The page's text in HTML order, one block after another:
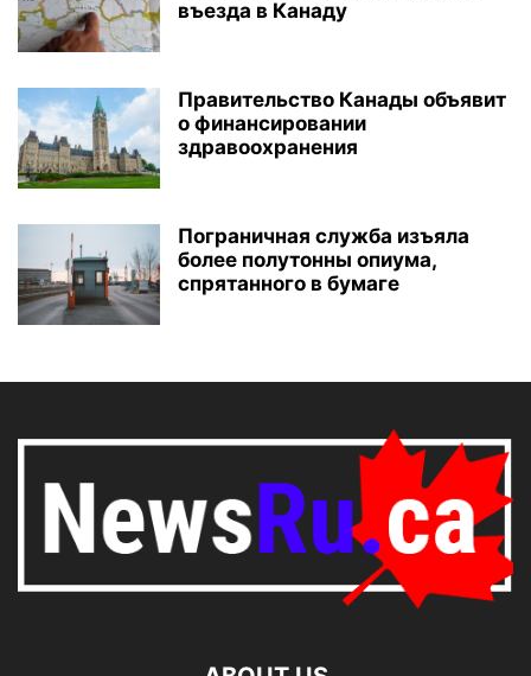
въезда в Канаду
Правительство Канады объявит
о финансировании
здравоохранения
Пограничная служба изъяла
более полутонны опиума,
спрятанного в бумаге